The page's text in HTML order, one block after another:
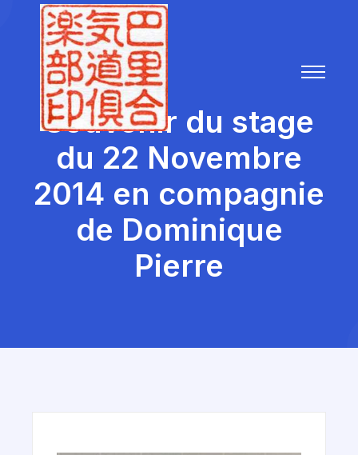
Souvenir du stage
du 22 Novembre
2014 en compagnie
de Dominique
Pierre